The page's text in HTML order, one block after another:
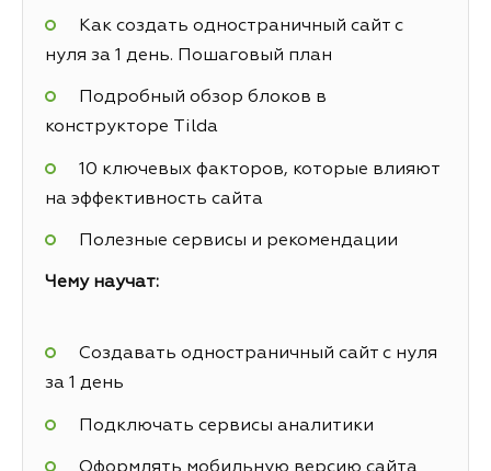
Как создать одностраничный сайт с
нуля за 1 день. Пошаговый план
Подробный обзор блоков в
конструкторе Tilda
10 ключевых факторов, которые влияют
на эффективность сайта
Полезные сервисы и рекомендации
Чему научат:
Создавать одностраничный сайт с нуля
за 1 день
Подключать сервисы аналитики
Оформлять мобильную версию сайта